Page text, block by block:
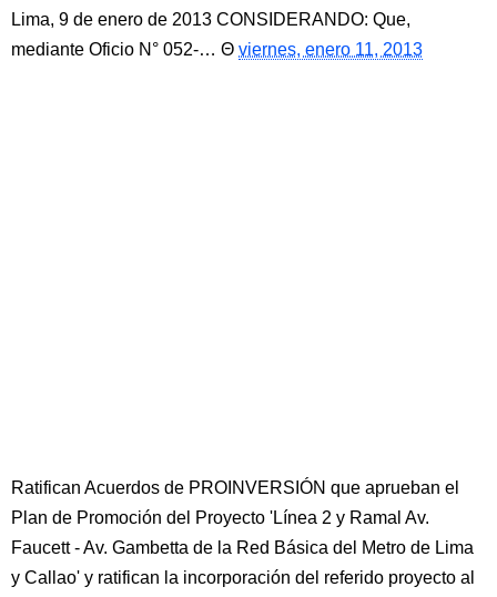
Lima, 9 de enero de 2013 CONSIDERANDO: Que,
mediante Oficio N° 052-…
viernes, enero 11, 2013
Ratifican Acuerdos de PROINVERSIÓN que aprueban el
Plan de Promoción del Proyecto 'Línea 2 y Ramal Av.
Faucett - Av. Gambetta de la Red Básica del Metro de Lima
y Callao' y ratifican la incorporación del referido proyecto al